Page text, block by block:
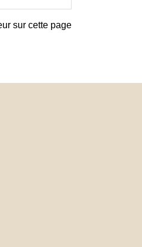
sur cette page